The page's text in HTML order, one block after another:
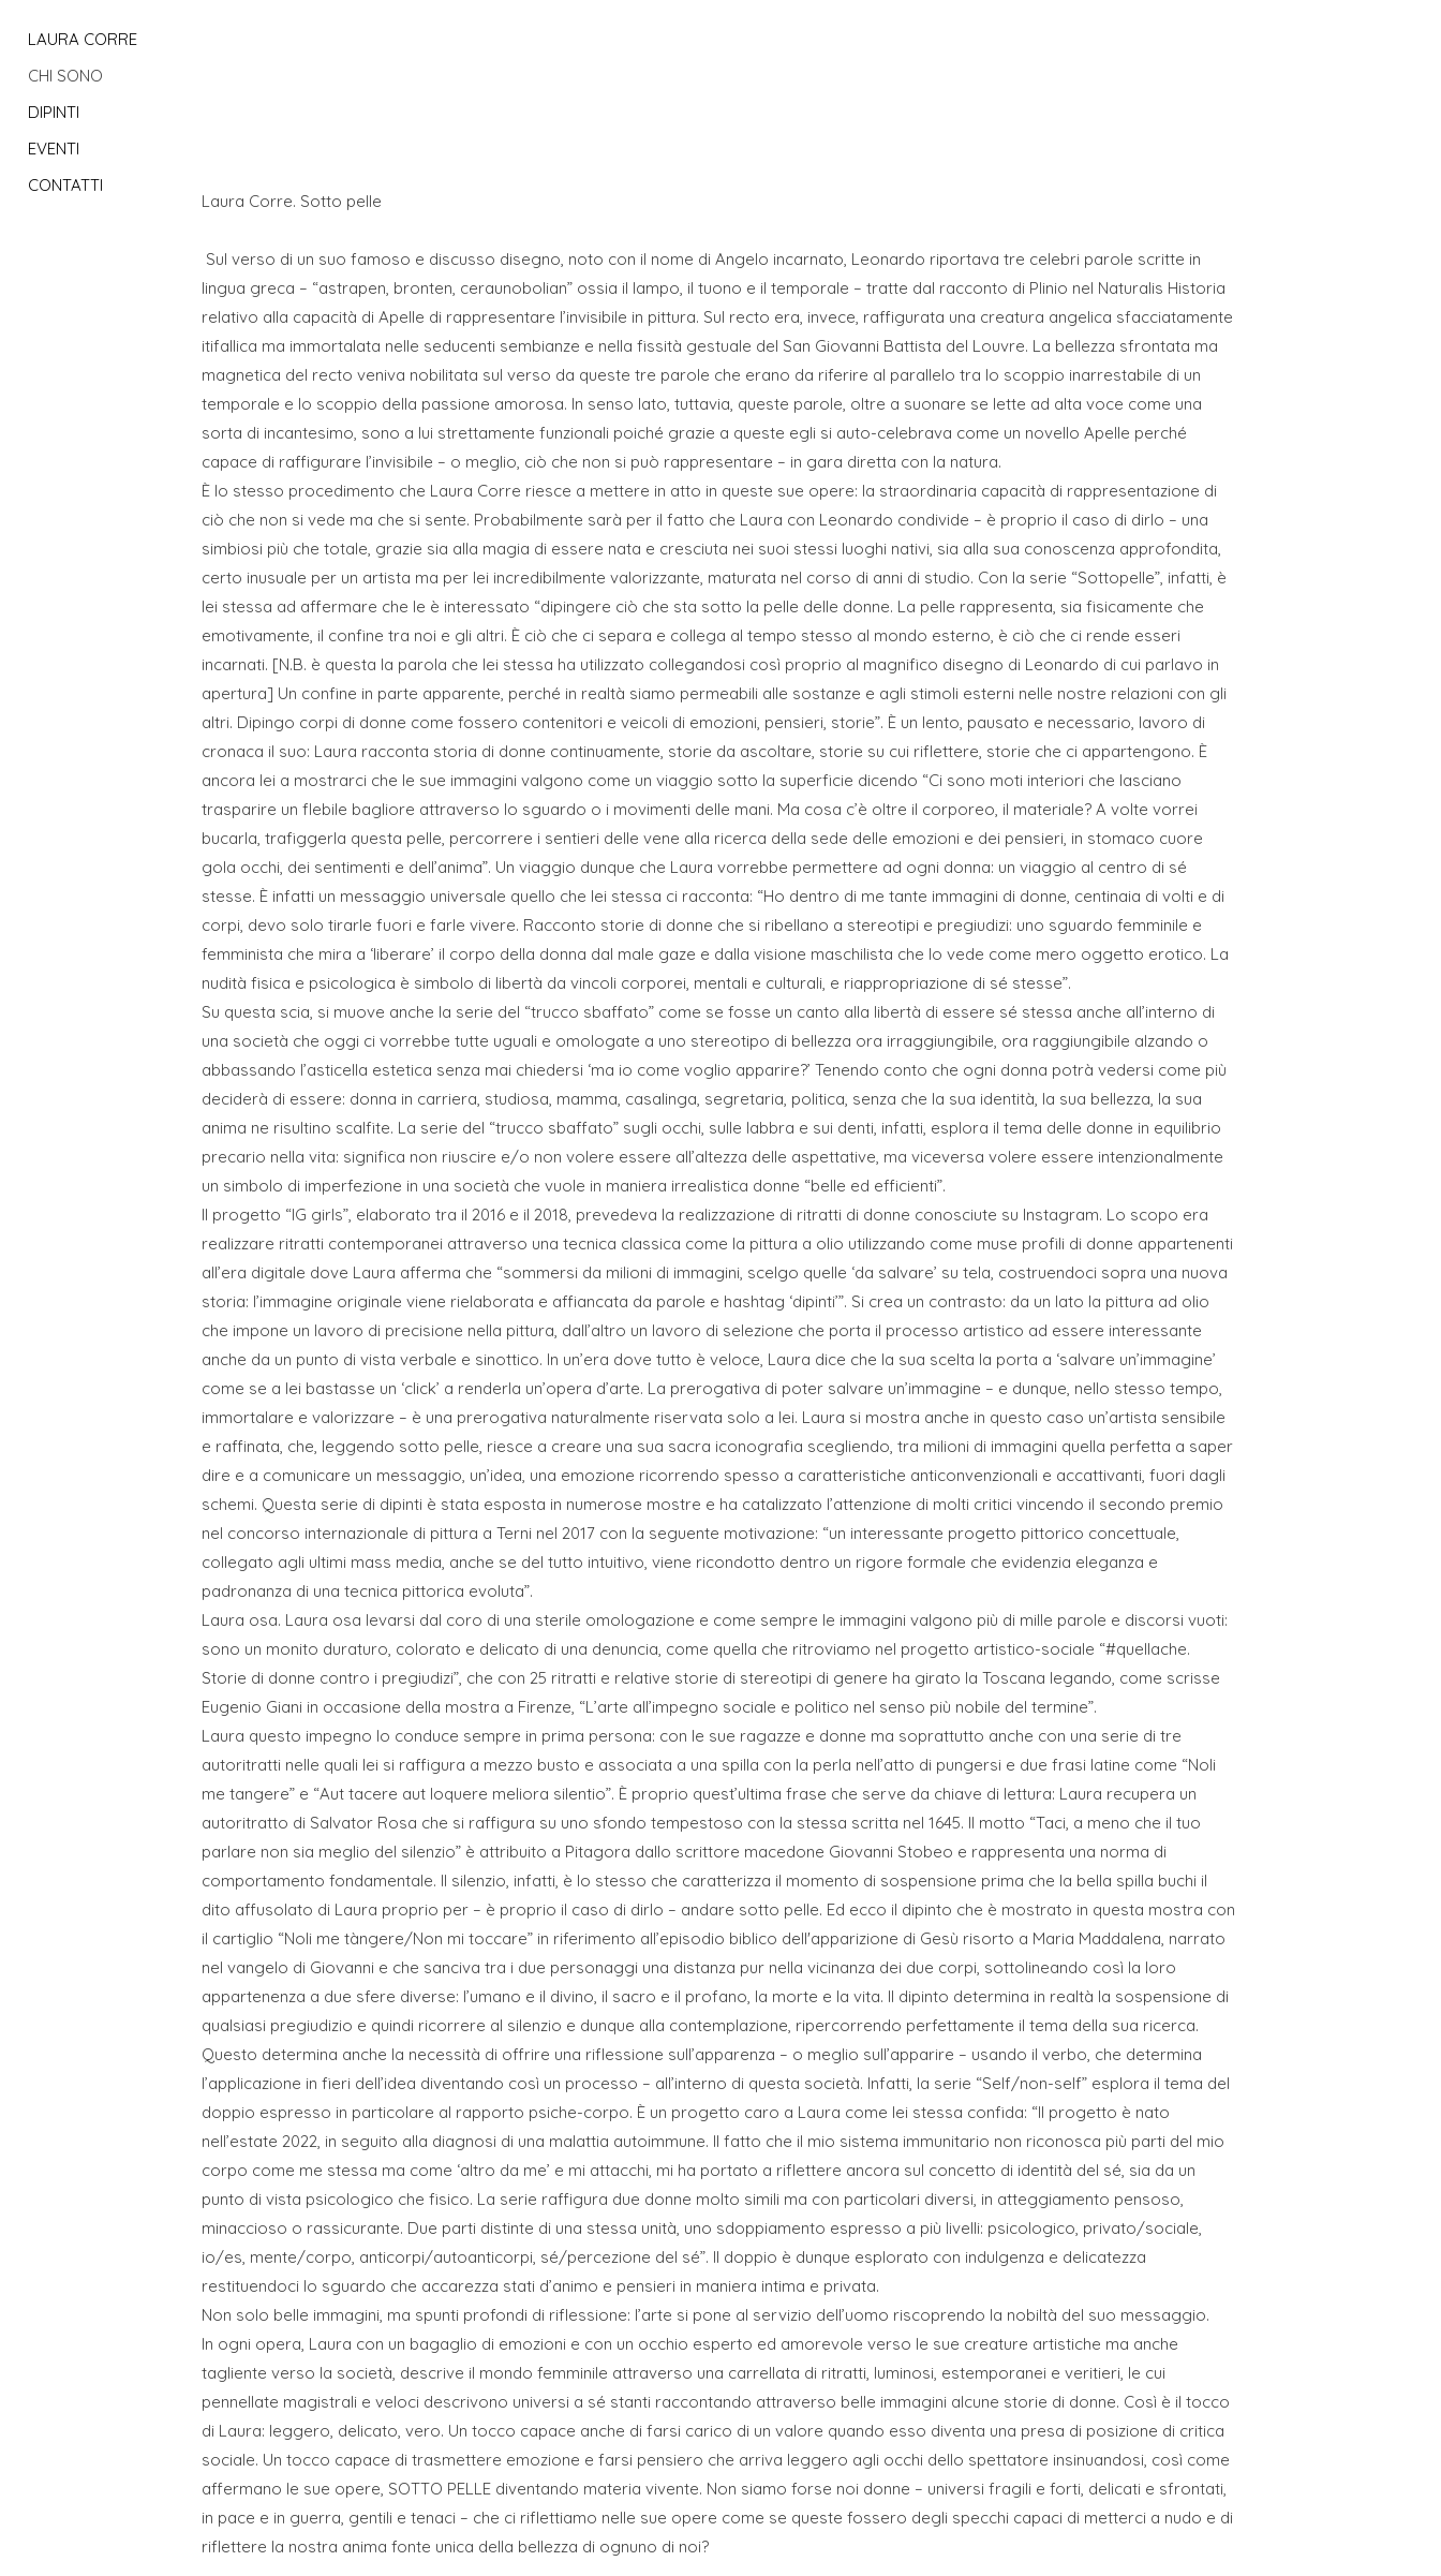
LAURA CORRE
CHI SONO
DIPINTI
EVENTI
CONTATTI
Laura Corre. Sotto pelle
Sul verso di un suo famoso e discusso disegno, noto con il nome di Angelo incarnato, Leonardo riportava tre celebri parole scritte in
lingua greca – “astrapen, bronten, ceraunobolian” ossia il lampo, il tuono e il temporale – tratte dal racconto di Plinio nel Naturalis Historia
relativo alla capacità di Apelle di rappresentare l’invisibile in pittura. Sul recto era, invece, raffigurata una creatura angelica sfacciatamente
itifallica ma immortalata nelle seducenti sembianze e nella fissità gestuale del San Giovanni Battista del Louvre. La bellezza sfrontata ma
magnetica del recto veniva nobilitata sul verso da queste tre parole che erano da riferire al parallelo tra lo scoppio inarrestabile di un
temporale e lo scoppio della passione amorosa. In senso lato, tuttavia, queste parole, oltre a suonare se lette ad alta voce come una
sorta di incantesimo, sono a lui strettamente funzionali poiché grazie a queste egli si auto-celebrava come un novello Apelle perché
capace di raffigurare l’invisibile – o meglio, ciò che non si può rappresentare – in gara diretta con la natura.
È lo stesso procedimento che Laura Corre riesce a mettere in atto in queste sue opere: la straordinaria capacità di rappresentazione di
ciò che non si vede ma che si sente. Probabilmente sarà per il fatto che Laura con Leonardo condivide – è proprio il caso di dirlo – una
simbiosi più che totale, grazie sia alla magia di essere nata e cresciuta nei suoi stessi luoghi nativi, sia alla sua conoscenza approfondita,
certo inusuale per un artista ma per lei incredibilmente valorizzante, maturata nel corso di anni di studio. Con la serie “Sottopelle”, infatti, è
lei stessa ad affermare che le è interessato “dipingere ciò che sta sotto la pelle delle donne. La pelle rappresenta, sia fisicamente che
emotivamente, il confine tra noi e gli altri. È ciò che ci separa e collega al tempo stesso al mondo esterno, è ciò che ci rende esseri
incarnati. [N.B. è questa la parola che lei stessa ha utilizzato collegandosi così proprio al magnifico disegno di Leonardo di cui parlavo in
apertura] Un confine in parte apparente, perché in realtà siamo permeabili alle sostanze e agli stimoli esterni nelle nostre relazioni con gli
altri. Dipingo corpi di donne come fossero contenitori e veicoli di emozioni, pensieri, storie”. È un lento, pausato e necessario, lavoro di
cronaca il suo: Laura racconta storia di donne continuamente, storie da ascoltare, storie su cui riflettere, storie che ci appartengono. È
ancora lei a mostrarci che le sue immagini valgono come un viaggio sotto la superficie dicendo “Ci sono moti interiori che lasciano
trasparire un flebile bagliore attraverso lo sguardo o i movimenti delle mani. Ma cosa c’è oltre il corporeo, il materiale? A volte vorrei
bucarla, trafiggerla questa pelle, percorrere i sentieri delle vene alla ricerca della sede delle emozioni e dei pensieri, in stomaco cuore
gola occhi, dei sentimenti e dell’anima”. Un viaggio dunque che Laura vorrebbe permettere ad ogni donna: un viaggio al centro di sé
stesse. È infatti un messaggio universale quello che lei stessa ci racconta: “Ho dentro di me tante immagini di donne, centinaia di volti e di
corpi, devo solo tirarle fuori e farle vivere. Racconto storie di donne che si ribellano a stereotipi e pregiudizi: uno sguardo femminile e
femminista che mira a ‘liberare’ il corpo della donna dal male gaze e dalla visione maschilista che lo vede come mero oggetto erotico. La
nudità fisica e psicologica è simbolo di libertà da vincoli corporei, mentali e culturali, e riappropriazione di sé stesse”.
Su questa scia, si muove anche la serie del “trucco sbaffato” come se fosse un canto alla libertà di essere sé stessa anche all’interno di
una società che oggi ci vorrebbe tutte uguali e omologate a uno stereotipo di bellezza ora irraggiungibile, ora raggiungibile alzando o
abbassando l’asticella estetica senza mai chiedersi ‘ma io come voglio apparire?’ Tenendo conto che ogni donna potrà vedersi come più
deciderà di essere: donna in carriera, studiosa, mamma, casalinga, segretaria, politica, senza che la sua identità, la sua bellezza, la sua
anima ne risultino scalfite. La serie del “trucco sbaffato” sugli occhi, sulle labbra e sui denti, infatti, esplora il tema delle donne in equilibrio
precario nella vita: significa non riuscire e/o non volere essere all’altezza delle aspettative, ma viceversa volere essere intenzionalmente
un simbolo di imperfezione in una società che vuole in maniera irrealistica donne “belle ed efficienti”.
Il progetto “IG girls”, elaborato tra il 2016 e il 2018, prevedeva la realizzazione di ritratti di donne conosciute su Instagram. Lo scopo era
realizzare ritratti contemporanei attraverso una tecnica classica come la pittura a olio utilizzando come muse profili di donne appartenenti
all’era digitale dove Laura afferma che “sommersi da milioni di immagini, scelgo quelle ‘da salvare’ su tela, costruendoci sopra una nuova
storia: l’immagine originale viene rielaborata e affiancata da parole e hashtag ‘dipinti’”. Si crea un contrasto: da un lato la pittura ad olio
che impone un lavoro di precisione nella pittura, dall’altro un lavoro di selezione che porta il processo artistico ad essere interessante
anche da un punto di vista verbale e sinottico. In un’era dove tutto è veloce, Laura dice che la sua scelta la porta a ‘salvare un’immagine’
come se a lei bastasse un ‘click’ a renderla un’opera d’arte. La prerogativa di poter salvare un’immagine – e dunque, nello stesso tempo,
immortalare e valorizzare – è una prerogativa naturalmente riservata solo a lei. Laura si mostra anche in questo caso un’artista sensibile
e raffinata, che, leggendo sotto pelle, riesce a creare una sua sacra iconografia scegliendo, tra milioni di immagini quella perfetta a saper
dire e a comunicare un messaggio, un’idea, una emozione ricorrendo spesso a caratteristiche anticonvenzionali e accattivanti, fuori dagli
schemi. Questa serie di dipinti è stata esposta in numerose mostre e ha catalizzato l’attenzione di molti critici vincendo il secondo premio
nel concorso internazionale di pittura a Terni nel 2017 con la seguente motivazione: “un interessante progetto pittorico concettuale,
collegato agli ultimi mass media, anche se del tutto intuitivo, viene ricondotto dentro un rigore formale che evidenzia eleganza e
padronanza di una tecnica pittorica evoluta”.
Laura osa. Laura osa levarsi dal coro di una sterile omologazione e come sempre le immagini valgono più di mille parole e discorsi vuoti:
sono un monito duraturo, colorato e delicato di una denuncia, come quella che ritroviamo nel progetto artistico-sociale “#quellache.
Storie di donne contro i pregiudizi”, che con 25 ritratti e relative storie di stereotipi di genere ha girato la Toscana legando, come scrisse
Eugenio Giani in occasione della mostra a Firenze, “L’arte all’impegno sociale e politico nel senso più nobile del termine”.
Laura questo impegno lo conduce sempre in prima persona: con le sue ragazze e donne ma soprattutto anche con una serie di tre
autoritratti nelle quali lei si raffigura a mezzo busto e associata a una spilla con la perla nell’atto di pungersi e due frasi latine come “Noli
me tangere” e “Aut tacere aut loquere meliora silentio”. È proprio quest’ultima frase che serve da chiave di lettura: Laura recupera un
autoritratto di Salvator Rosa che si raffigura su uno sfondo tempestoso con la stessa scritta nel 1645. Il motto “Taci, a meno che il tuo
parlare non sia meglio del silenzio” è attribuito a Pitagora dallo scrittore macedone Giovanni Stobeo e rappresenta una norma di
comportamento fondamentale. Il silenzio, infatti, è lo stesso che caratterizza il momento di sospensione prima che la bella spilla buchi il
dito affusolato di Laura proprio per – è proprio il caso di dirlo – andare sotto pelle. Ed ecco il dipinto che è mostrato in questa mostra con
il cartiglio “Noli me tàngere/Non mi toccare” in riferimento all’episodio biblico dell'apparizione di Gesù risorto a Maria Maddalena, narrato
nel vangelo di Giovanni e che sanciva tra i due personaggi una distanza pur nella vicinanza dei due corpi, sottolineando così la loro
appartenenza a due sfere diverse: l’umano e il divino, il sacro e il profano, la morte e la vita. Il dipinto determina in realtà la sospensione di
qualsiasi pregiudizio e quindi ricorrere al silenzio e dunque alla contemplazione, ripercorrendo perfettamente il tema della sua ricerca.
Questo determina anche la necessità di offrire una riflessione sull’apparenza – o meglio sull’apparire – usando il verbo, che determina
l’applicazione in fieri dell’idea diventando così un processo – all’interno di questa società. Infatti, la serie “Self/non-self” esplora il tema del
doppio espresso in particolare al rapporto psiche-corpo. È un progetto caro a Laura come lei stessa confida: “Il progetto è nato
nell’estate 2022, in seguito alla diagnosi di una malattia autoimmune. Il fatto che il mio sistema immunitario non riconosca più parti del mio
corpo come me stessa ma come ‘altro da me’ e mi attacchi, mi ha portato a riflettere ancora sul concetto di identità del sé, sia da un
punto di vista psicologico che fisico. La serie raffigura due donne molto simili ma con particolari diversi, in atteggiamento pensoso,
minaccioso o rassicurante. Due parti distinte di una stessa unità, uno sdoppiamento espresso a più livelli: psicologico, privato/sociale,
io/es, mente/corpo, anticorpi/autoanticorpi, sé/percezione del sé”. Il doppio è dunque esplorato con indulgenza e delicatezza
restituendoci lo sguardo che accarezza stati d’animo e pensieri in maniera intima e privata.
Non solo belle immagini, ma spunti profondi di riflessione: l’arte si pone al servizio dell’uomo riscoprendo la nobiltà del suo messaggio.
In ogni opera, Laura con un bagaglio di emozioni e con un occhio esperto ed amorevole verso le sue creature artistiche ma anche
tagliente verso la società, descrive il mondo femminile attraverso una carrellata di ritratti, luminosi, estemporanei e veritieri, le cui
pennellate magistrali e veloci descrivono universi a sé stanti raccontando attraverso belle immagini alcune storie di donne. Così è il tocco
di Laura: leggero, delicato, vero. Un tocco capace anche di farsi carico di un valore quando esso diventa una presa di posizione di critica
sociale. Un tocco capace di trasmettere emozione e farsi pensiero che arriva leggero agli occhi dello spettatore insinuandosi, così come
affermano le sue opere, SOTTO PELLE diventando materia vivente. Non siamo forse noi donne – universi fragili e forti, delicati e sfrontati,
in pace e in guerra, gentili e tenaci – che ci riflettiamo nelle sue opere come se queste fossero degli specchi capaci di metterci a nudo e di
riflettere la nostra anima fonte unica della bellezza di ognuno di noi?